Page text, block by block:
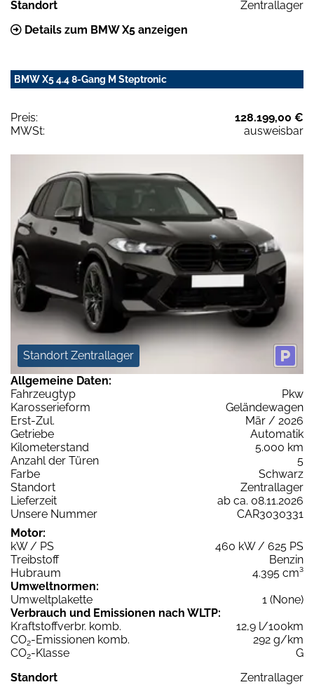
Standort
Zentrallager
Details zum BMW X5 anzeigen
BMW X5 4.4 8-Gang M Steptronic
Preis:
128.199,00 €
MWSt:
ausweisbar
Standort Zentrallager
Allgemeine Daten:
Fahrzeugtyp
Pkw
Karosserieform
Geländewagen
Erst-Zul.
Mär / 2026
Getriebe
Automatik
Kilometerstand
5.000 km
Anzahl der Türen
5
Farbe
Schwarz
Standort
Zentrallager
Lieferzeit
ab ca. 08.11.2026
Unsere Nummer
CAR3030331
Motor:
kW / PS
460 kW / 625 PS
Treibstoff
Benzin
Hubraum
4.395 cm³
Umweltnormen:
Umweltplakette
1 (None)
Verbrauch und Emissionen nach WLTP:
Kraftstoffverbr. komb.
12,9 l/100km
CO2-Emissionen komb.
292 g/km
CO2-Klasse
G
Standort
Zentrallager